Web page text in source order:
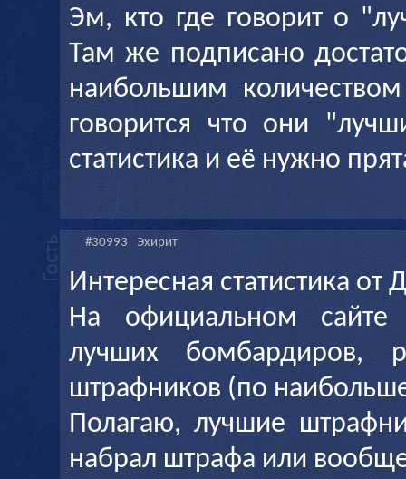
Эм, кто где говорит о
Там же подписано
наибольшим
говорится что они
статистика и её нужно
#30993 Эхирит
Интересная статистика от
На официальном
лучших бомбардиров,
штрафников (по
Полагаю, лучшие
набрал штрафа или